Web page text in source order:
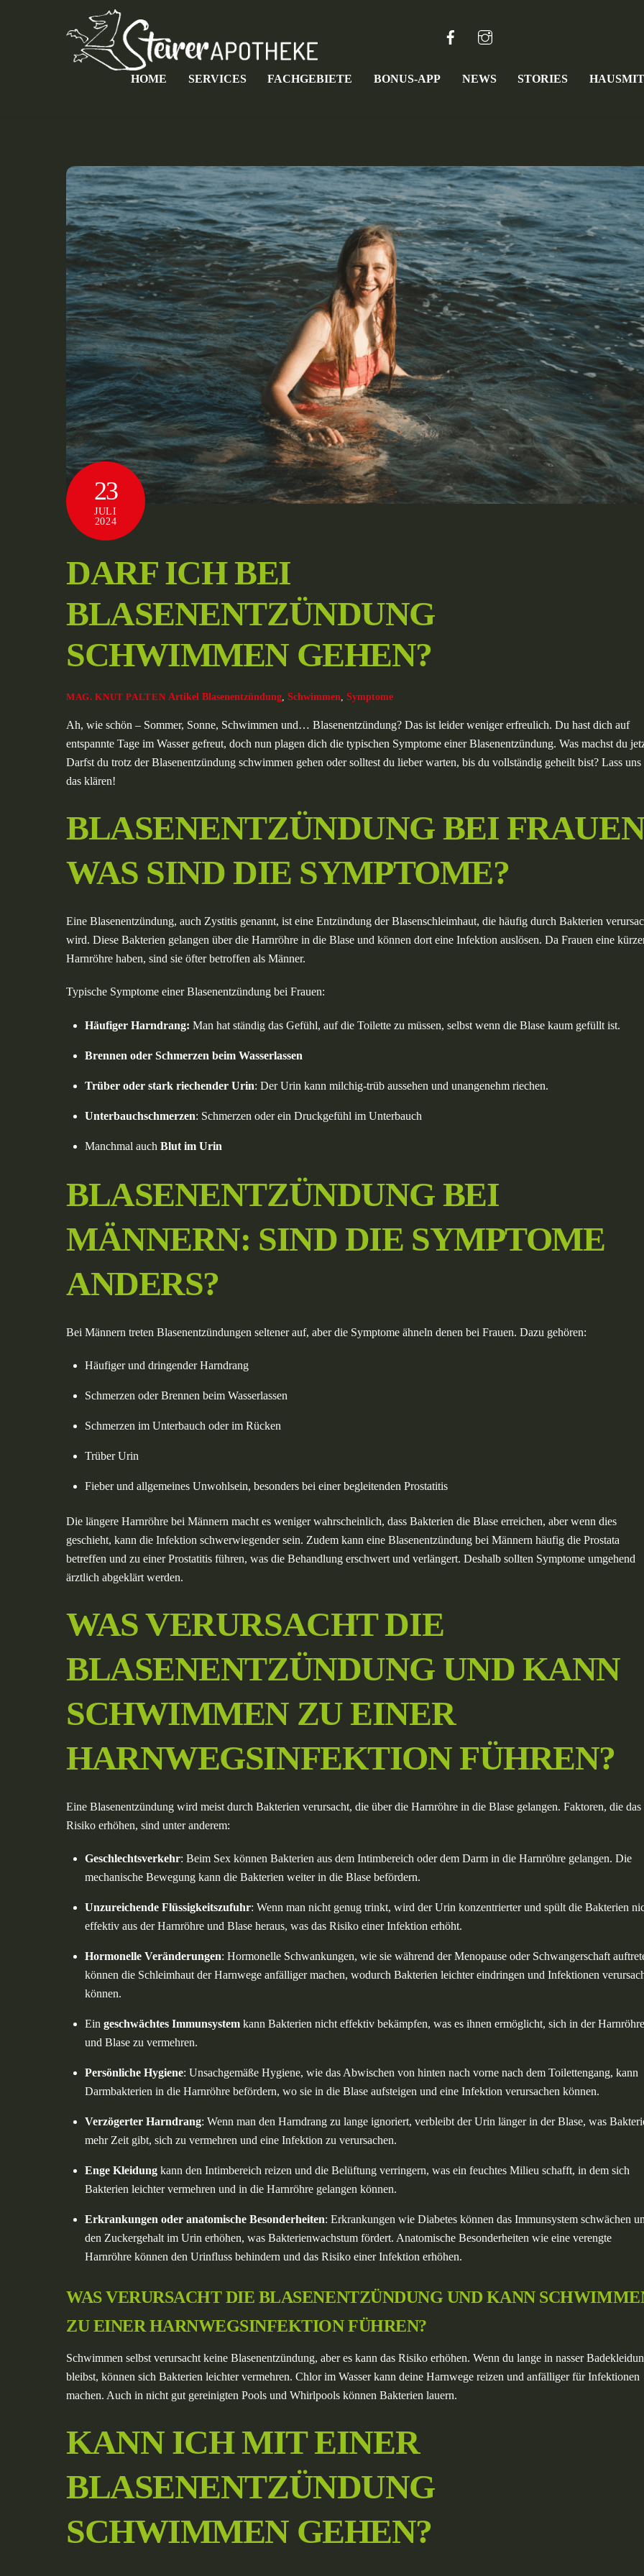
Facebook
HOME SERVICES FACHGEBIETE BONUS-APP NEWS STORIES
23
JULI
2024
DARF ICH BEI
BLASENENTZÜNDUNG
SCHWIMMEN GEHEN?
MAG. KNUT PALTEN Artikel Blasenentzündung,Schwimmen,Symptome
Ah, wie schön – Sommer, Sonne, Schwimmen und… Blasenentzündung? Das ist leider weniger erfreulich. Du hast dich auf
entspannte Tage im Wasser gefreut, doch nun plagen dich die typischen Symptome einer Blasenentzündung. Was machst du
Darfst du trotz der Blasenentzündung schwimmen gehen oder solltest du lieber warten, bis du vollständig geheilt bist? Lass uns
das klären!
BLASENENTZÜNDUNG BEI
WAS SIND DIE SYMPTOME?
Eine Blasenentzündung, auch Zystitis genannt, ist eine Entzündung der Blasenschleimhaut, die häufig durch Bakterien
wird. Diese Bakterien gelangen über die Harnröhre in die Blase und können dort eine Infektion auslösen. Da Frauen eine
Harnröhre haben, sind sie öfter betroffen als Männer.
Typische Symptome einer Blasenentzündung bei Frauen:
Häufiger Harndrang: Man hat ständig das Gefühl, auf die Toilette zu müssen, selbst wenn die Blase kaum gefüllt ist.
Brennen oder Schmerzen beim Wasserlassen
Trüber oder stark riechender Urin: Der Urin kann milchig-trüb aussehen und unangenehm riechen.
Unterbauchschmerzen: Schmerzen oder ein Druckgefühl im Unterbauch
Manchmal auch Blut im Urin
BLASENENTZÜNDUNG BEI
MÄNNERN: SIND DIE SYMPTOME
ANDERS?
Bei Männern treten Blasenentzündungen seltener auf, aber die Symptome ähneln denen bei Frauen. Dazu gehören:
Häufiger und dringender Harndrang
Schmerzen oder Brennen beim Wasserlassen
Schmerzen im Unterbauch oder im Rücken
Trüber Urin
Fieber und allgemeines Unwohlsein, besonders bei einer begleitenden Prostatitis
Die längere Harnröhre bei Männern macht es weniger wahrscheinlich, dass Bakterien die Blase erreichen, aber wenn dies
geschieht, kann die Infektion schwerwiegender sein. Zudem kann eine Blasenentzündung bei Männern häufig die Prostata
betreffen und zu einer Prostatitis führen, was die Behandlung erschwert und verlängert. Deshalb sollten Symptome umgehend
ärztlich abgeklärt werden.
WAS VERURSACHT DIE
BLASENENTZÜNDUNG UND KANN
SCHWIMMEN ZU EINER
HARNWEGSINFEKTION FÜHREN?
Eine Blasenentzündung wird meist durch Bakterien verursacht, die über die Harnröhre in die Blase gelangen. Faktoren, die das
Risiko erhöhen, sind unter anderem:
Geschlechtsverkehr: Beim Sex können Bakterien aus dem Intimbereich oder dem Darm in die Harnröhre gelangen. Die
mechanische Bewegung kann die Bakterien weiter in die Blase befördern.
Unzureichende Flüssigkeitszufuhr: Wenn man nicht genug trinkt, wird der Urin konzentrierter und spült die Bakterien
effektiv aus der Harnröhre und Blase heraus, was das Risiko einer Infektion erhöht.
Hormonelle Veränderungen: Hormonelle Schwankungen, wie sie während der Menopause oder Schwangerschaft
können die Schleimhaut der Harnwege anfälliger machen, wodurch Bakterien leichter eindringen und Infektionen
können.
Ein geschwächtes Immunsystemkann Bakterien nicht effektiv bekämpfen, was es ihnen ermöglicht, sich in der Harnröhre
und Blase zu vermehren.
Persönliche Hygiene: Unsachgemäße Hygiene, wie das Abwischen von hinten nach vorne nach dem Toilettengang, kann
Darmbakterien in die Harnröhre befördern, wo sie in die Blase aufsteigen und eine Infektion verursachen können.
Verzögerter Harndrang: Wenn man den Harndrang zu lange ignoriert, verbleibt der Urin länger in der Blase, was
mehr Zeit gibt, sich zu vermehren und eine Infektion zu verursachen.
Enge Kleidungkann den Intimbereich reizen und die Belüftung verringern, was ein feuchtes Milieu schafft, in dem sich
Bakterien leichter vermehren und in die Harnröhre gelangen können.
Erkrankungen oder anatomische Besonderheiten: Erkrankungen wie Diabetes können das Immunsystem schwächen
den Zuckergehalt im Urin erhöhen, was Bakterienwachstum fördert. Anatomische Besonderheiten wie eine verengte
Harnröhre können den Urinfluss behindern und das Risiko einer Infektion erhöhen.
WAS VERURSACHT DIE BLASENENTZÜNDUNG UND KANN
ZU EINER HARNWEGSINFEKTION FÜHREN?
Schwimmen selbst verursacht keine Blasenentzündung, aber es kann das Risiko erhöhen. Wenn du lange in nasser
bleibst, können sich Bakterien leichter vermehren. Chlor im Wasser kann deine Harnwege reizen und anfälliger für Infektionen
machen. Auch in nicht gut gereinigten Pools und Whirlpools können Bakterien lauern.
KANN ICH MIT EINER
BLASENENTZÜNDUNG
SCHWIMMEN GEHEN?